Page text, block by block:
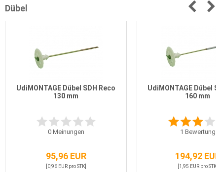
Dübel
UdiMONTAGE Dübel SDH Reco
130 mm
0Meinungen
95,96 EUR
[0,96 EUR pro STK]
UdiMONTAGE Dübel
160 mm
1 Bewertung
194,92 EUR
[1,95 EUR pro STK]